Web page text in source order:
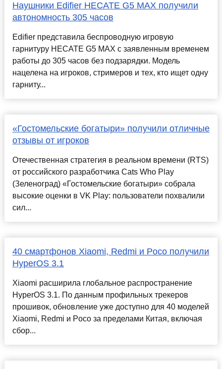
Наушники Edifier HECATE G5 MAX получили
автономность 305 часов
Edifier представила беспроводную игровую
гарнитуру HECATE G5 MAX с заявленным временем
работы до 305 часов без подзарядки. Модель
нацелена на игроков, стримеров и тех, кто ищет одну
гарниту...
«Гостомельские богатыри» получили отличные
отзывы от игроков
Отечественная стратегия в реальном времени (RTS)
от российского разработчика Cats Who Play
(Зеленоград) «Гостомельские богатыри» собрала
высокие оценки в VK Play: пользователи похвалили
сил...
40 смартфонов Xiaomi, Redmi и Poco получили
HyperOS 3.1
Xiaomi расширила глобальное распространение
HyperOS 3.1. По данным профильных трекеров
прошивок, обновление уже доступно для 40 моделей
Xiaomi, Redmi и Poco за пределами Китая, включая
сбор...